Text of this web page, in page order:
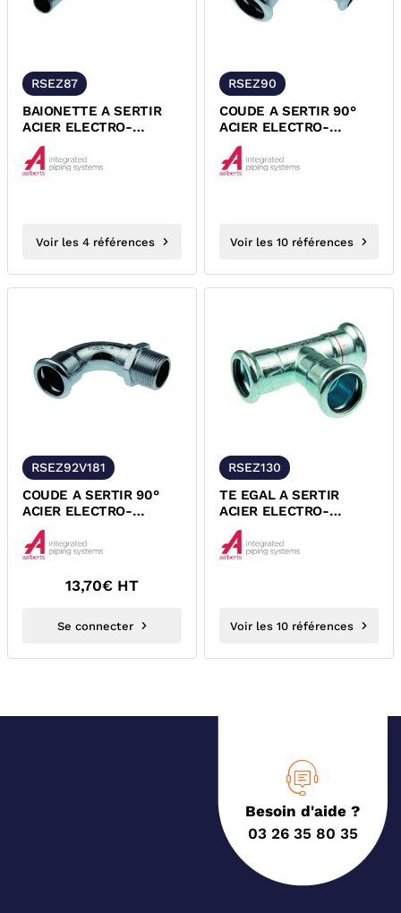
RSEZ87
BAIONETTE A SERTIR
ACIER ELECTRO-
ZINGUE MALE MALE
XPRESS
Voir les 4 références
RSEZ90
COUDE A SERTIR 90°
ACIER ELECTRO-
ZINGUE FEMELLE
FEMELLE XPRESS
Voir les 10 références
RSEZ92V181
COUDE A SERTIR 90°
ACIER ELECTRO-
ZINGUE FEMELLE MALE
A VISSER XPRESS
13,70€ HT
Se connecter
RSEZ130
TE EGAL A SERTIR
ACIER ELECTRO-
ZINGUE FEMELLE
XPRESS
Voir les 10 références
Besoin d'aide ?
03 26 35 80 35